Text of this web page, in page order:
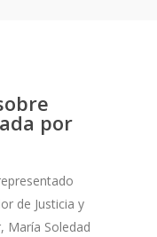
por
de Justicia y
María Soledad